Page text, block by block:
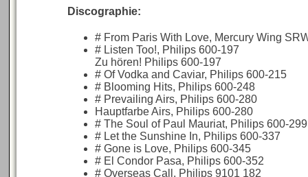
Discographie:
# From Paris With Love, Mercury Wing
# Listen Too!, Philips 600-197
Zu hören! Philips 600-197
# Of Vodka and Caviar, Philips 600-215
# Blooming Hits, Philips 600-248
# Prevailing Airs, Philips 600-280
Hauptfarbe Airs, Philips 600-280
# The Soul of Paul Mauriat, Philips 600-299
# Let the Sunshine In, Philips 600-337
# Gone is Love, Philips 600-345
# El Condor Pasa, Philips 600-352
# Overseas Call, Philips 9101 182